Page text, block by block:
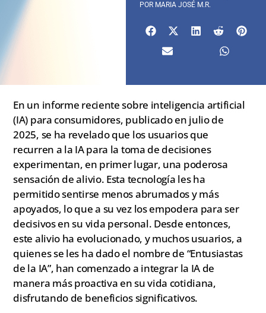
POR MARIA JOSÉ M.R.
En un informe reciente sobre inteligencia artificial
(IA) para consumidores, publicado en julio de
2025, se ha revelado que los usuarios que
recurren a la IA para la toma de decisiones
experimentan, en primer lugar, una poderosa
sensación de alivio. Esta tecnología les ha
permitido sentirse menos abrumados y más
apoyados, lo que a su vez los empodera para ser
decisivos en su vida personal. Desde entonces,
este alivio ha evolucionado, y muchos usuarios, a
quienes se les ha dado el nombre de “Entusiastas
de la IA”, han comenzado a integrar la IA de
manera más proactiva en su vida cotidiana,
disfrutando de beneficios significativos.